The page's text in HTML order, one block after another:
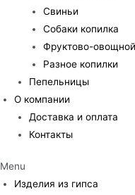
Свиньи
Собаки копилка
Фруктово-
Разное копилки
Пепельницы
О компании
Доставка и оплата
Контакты
Menu
Изделия из гипса